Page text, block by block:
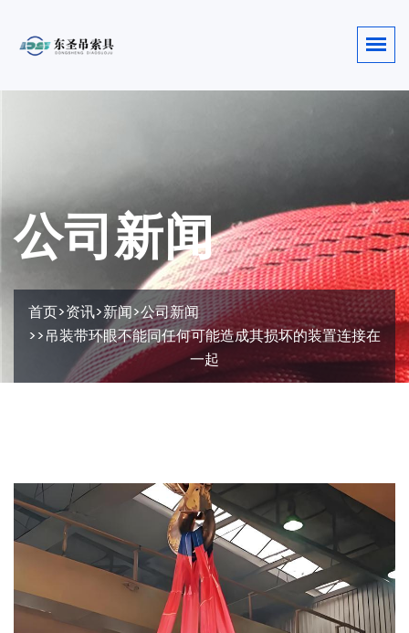
公司新闻
首页>资讯>新闻>公司新闻
>>吊装带环眼不能同任何可能造成其损坏的装置连接在
一起